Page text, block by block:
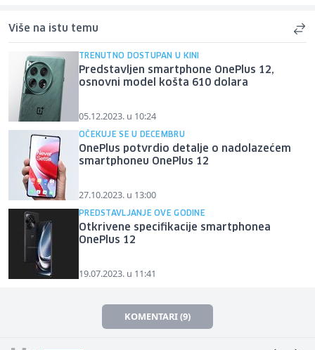
Više na istu temu
TRENUTNO DOSTUPAN U KINI
Predstavljen smartphone OnePlus 12,
osnovni model košta 610 dolara
05.12.2023. u 10:24
OČEKUJE SE U DECEMBRU
OnePlus potvrdio detalje o nadolazećem
smartphoneu OnePlus 12
27.10.2023. u 13:00
PREDSTAVLJANJE OVE GODINE
Otkrivene specifikacije smartphonea
OnePlus 12
19.07.2023. u 11:41
KOMENTARI (9)